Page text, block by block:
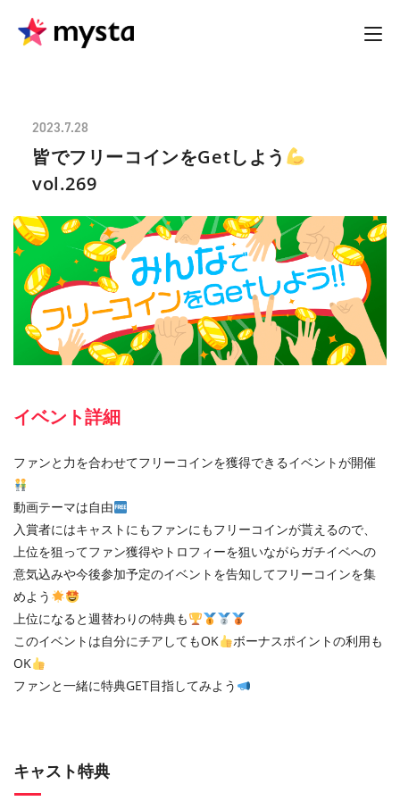
2023.7.28
皆でフリーコインをGetしよう
vol.269
イベント詳細
ファンと力を合わせてフリーコインを獲得できるイベントが開催
動画テーマは自由
入賞者にはキャストにもファンにもフリーコインが貰えるので、
上位を狙ってファン獲得やトロフィーを狙いながらガチイベへの
意気込みや今後参加予定のイベントを告知してフリーコインを集
めよう
上位になると週替わりの特典も
このイベントは自分にチアしてもOK
ボーナスポイントの利用も
OK
ファンと一緒に特典GET目指してみよう
キャスト特典